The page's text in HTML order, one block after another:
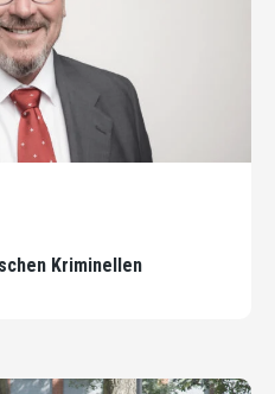
Kriminellen